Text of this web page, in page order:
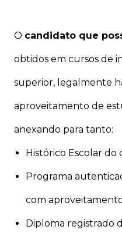
O candidato que
obtidos em cursos de
superior, legalmente
aproveitamento de
anexando para tanto:
Histórico Escolar do
Programa
com
Diploma registrado